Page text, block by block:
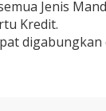
Jenis
Kredit.
digabungkan